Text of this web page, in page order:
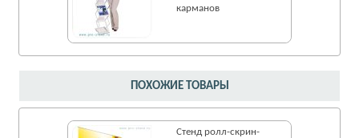
ПОХОЖИЕ ТОВАРЫ
Стенд ролл-cкрин-
карманов